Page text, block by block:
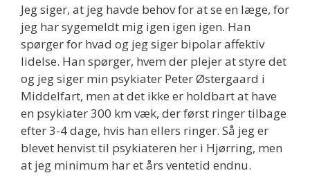
Jeg siger, at jeg havde behov for at se en læge, for
jeg har sygemeldt mig igen igen igen. Han
spørger for hvad og jeg siger bipolar affektiv
lidelse. Han spørger, hvem der plejer at styre det
og jeg siger min psykiater Peter Østergaard i
Middelfart, men at det ikke er holdbart at have
en psykiater 300 km væk, der først ringer tilbage
efter 3-4 dage, hvis han ellers ringer. Så jeg er
blevet henvist til psykiateren her i Hjørring, men
at jeg minimum har et års ventetid endnu.